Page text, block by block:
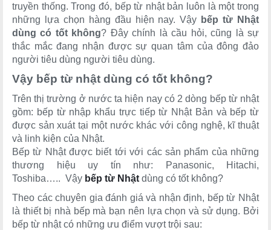
truyền thống. Trong đó, bếp từ nhật bản luôn là một trong
những lựa chọn hàng đầu hiện nay. Vậy bếp từ Nhật
dùng có tốt không? Đây chính là cầu hỏi, cũng là sự
thắc mắc đang nhận được sự quan tâm của đông đảo
người tiêu dùng người tiêu dùng.
Vậy bếp từ nhật dùng có tốt không?
Trên thị trường ở nước ta hiện nay có 2 dòng bếp từ nhật
gồm: bếp từ nhập khẩu trực tiếp từ Nhật Bản và bếp từ
được sản xuát tại một nước khác với công nghệ, kĩ thuật
và linh kiện của Nhật.
Bếp từ Nhật được biết tới với các sản phẩm của những
thương hiệu uy tín như: Panasonic, Hitachi,
Toshiba….. Vậy bếp từ Nhật dùng có tốt không?
Theo các chuyên gia đánh giá và nhận định, bếp từ Nhật
là thiết bị nhà bếp mà bạn nên lựa chọn và sử dụng. Bởi
bếp từ nhật có những ưu điểm vượt trội sau: